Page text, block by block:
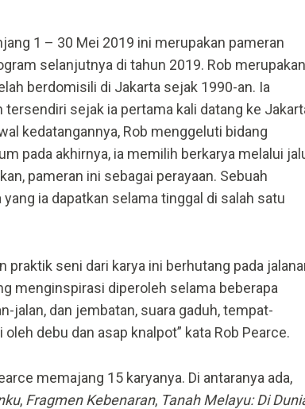
1 – 30 Mei 2019 ini merupakan pameran
selanjutnya di tahun 2019. Rob merupakan
berdomisili di Jakarta sejak 1990-an. Ia
sejak ia pertama kali datang ke
kedatangannya, Rob menggeluti bidang
pada akhirnya, ia memilih berkarya melalui
pameran ini sebagai perayaan. Sebuah
ia dapatkan selama tinggal di salah satu
praktik seni dari karya ini berhutang pada
menginspirasi diperoleh selama beberapa
jalan, dan jembatan, suara gaduh, tempat-
debu dan asap knalpot” kata Rob Pearce.
memajang 15 karyanya. Di antaranya ada,
, Fragmen Kebenaran, Tanah Melayu: Di